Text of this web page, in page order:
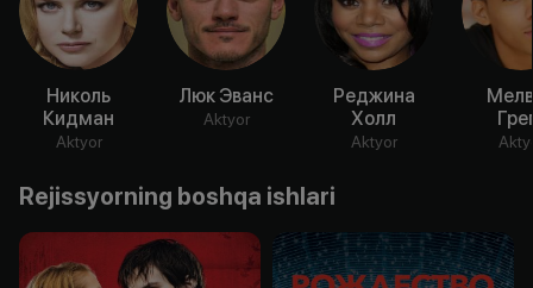
Николь
Кидман
Aktyor
Люк Эванс
Aktyor
Реджина
Холл
Aktyor
Rejissyorning boshqa ishlari